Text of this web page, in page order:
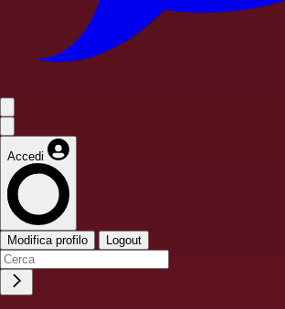
Accedi
Modifica profilo Logout